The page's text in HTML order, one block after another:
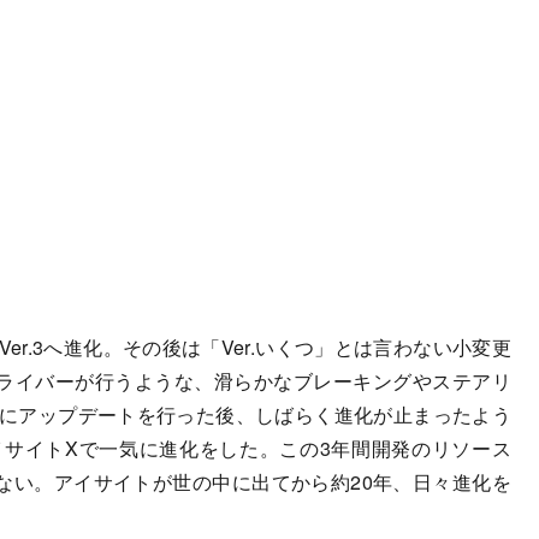
へ進化。その後は「Ver.いくつ」とは言わない小変更
バーが行うような、滑らかなブレーキングやステアリ
アップデートを行った後、しばらく進化が止まったよう
イトXで一気に進化をした。この3年間開発のリソース
。アイサイトが世の中に出てから約20年、日々進化を